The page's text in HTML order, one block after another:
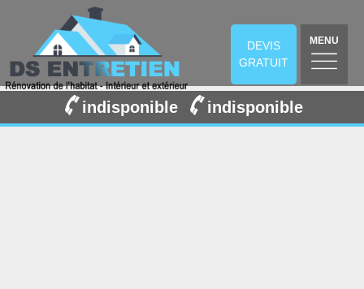
DEVIS
GRATUIT
MENU
indisponible indisponible